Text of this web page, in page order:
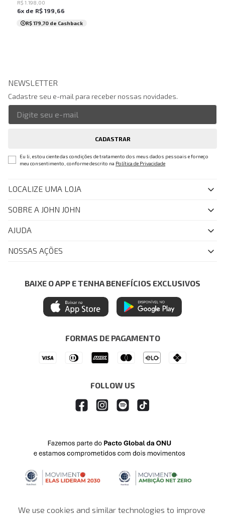
We use cookies and similar technologies to improve
R$ 1.198,00
6x de R$ 199,66
R$ 179,70 de Cashback
NEWSLETTER
Cadastre seu e-mail para receber nossas novidades.
CADASTRAR
Eu li, estou ciente das condições de tratamento dos meus dados pessoais e forneço
meu consentimento, conforme descrito na Política de Privacidade
LOCALIZE UMA LOJA
SOBRE A JOHN JOHN
Quem Somos
John John Club
Painel de Privacidade
Central de Preferências
Ética e Sustentabilidade
AJUDA
FAQ
Regulamentos
Seja um Revendedor
NOSSAS AÇÕES
Azul Fidelidade
Mastercard
Itau Personnalite
BAIXE O APP E TENHA BENEFÍCIOS EXCLUSIVOS
FORMAS DE PAGAMENTO
FOLLOW US